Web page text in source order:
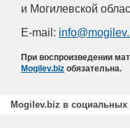
и Могилевской
E-mail:
При воспроизведении
Mogilev.biz обязательна.
Mogilev.biz в социальных